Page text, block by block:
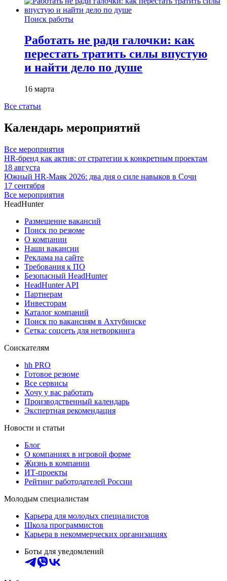
Поиск работы
Работать не ради галочки: как
перестать тратить силы впустую
и найти дело по душе
16 марта
Все статьи
Календарь мероприятий
Все мероприятия
HR-бренд как актив: от стратегии к конкретным проектам
18 августа
Южный HR-Маяк 2026: два дня о силе навыков в Сочи
17 сентября
Все мероприятия
HeadHunter
Размещение вакансий
Поиск по резюме
О компании
Наши вакансии
Реклама на сайте
Требования к ПО
Безопасный HeadHunter
HeadHunter API
Партнерам
Инвесторам
Каталог компаний
Поиск по вакансиям в Ахтубинске
Сетка: соцсеть для нетворкинга
Соискателям
hh PRO
Готовое резюме
Все сервисы
Хочу у вас работать
Производственный календарь
Экспертная рекомендация
Новости и статьи
Блог
О компаниях в игровой форме
Жизнь в компании
ИТ-проекты
Рейтинг работодателей России
Молодым специалистам
Карьера для молодых специалистов
Школа программистов
Карьера в некоммерческих организациях
Боты для уведомлений